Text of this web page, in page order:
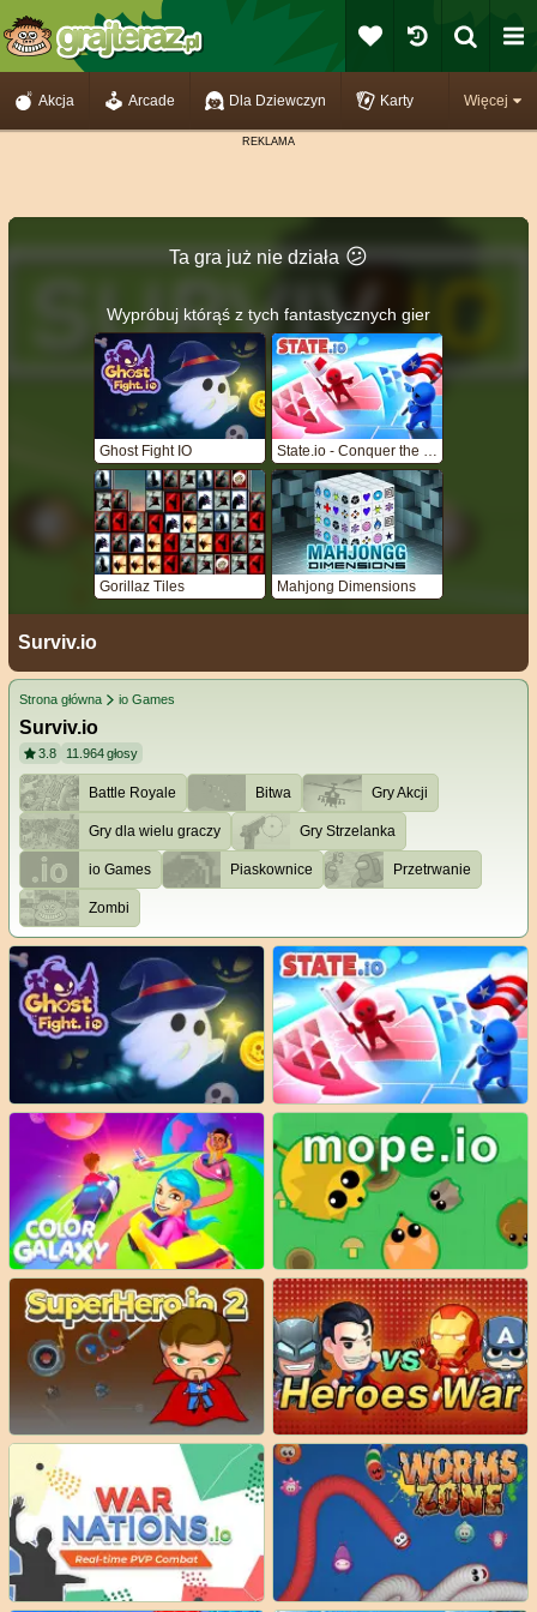
Więcej
Akcja Arcade Dla Dziewczyn Karty
Ta gra już nie działa 😕
Wypróbuj którąś z tych fantastycznych gier
Ghost Fight IO
Gorillaz Tiles Mahjong Dimensions
Surviv.io
Strona główna io Games
Surviv.io
3.8 11.964głosy
Battle Royale Bitwa Gry Akcji
Gry dla wielu graczy Gry Strzelanka
io Games Piaskownice Przetrwanie
Zombi